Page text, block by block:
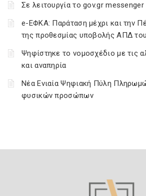
Σε λειτουργία το gov.gr messenger
e-ΕΦΚΑ: Παράταση μέχρι και την
της προθεσμίας υποβολής ΑΠΔ
Ψηφίστηκε το νομοσχέδιο με τις
και αναπηρία
Νέα Ενιαία Ψηφιακή Πύλη
φυσικών προσώπων